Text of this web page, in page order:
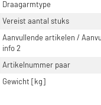
Draagarmtype
Vereist aantal stuks
Aanvullende artikelen /
info 2
Artikelnummer paar
Gewicht [kg]